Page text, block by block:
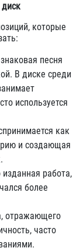
которые
песня
В диске среди
используется
как
и создающая
работa,
более
отражающего
часто